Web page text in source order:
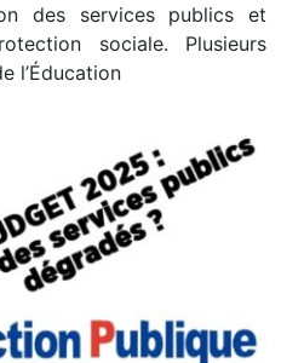
des services publics et
sociale. Plusieurs
l’Éducation